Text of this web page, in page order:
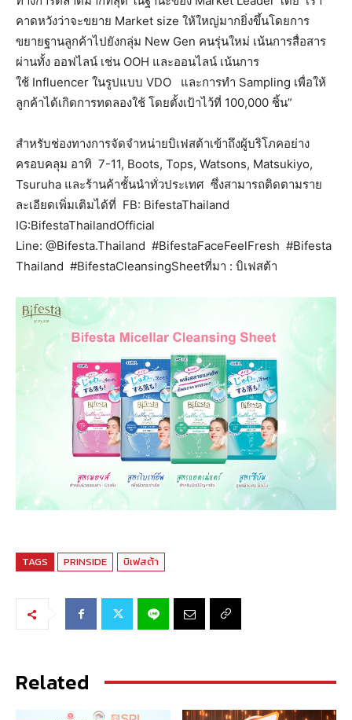
คาดหวังว่าจะขยาย Market size ให้ใหญ่มากยิ่งขึ้นโดยการ
ขยายฐานลูกค้าไปยังกลุ่ม New Gen คนรุ่นใหม่ เน้นการสื่อสาร
ผ่านทั้ง ออฟไลน์ เช่น OOH และออนไลน์ เน้นการ
ใช้ Influencer ในรูปแบบ VDO และการทำ Sampling เพื่อให้
ลูกค้าได้เกิดการทดลองใช้ โดยตั้งเป้าไว้ที่ 100,000 ชิ้น”
สำหรับช่องทางการจัดจำหน่ายบิเฟสต้าเข้าถึงผู้บริโภคอย่าง
ครอบคลุม อาทิ 7-11, Boots, Tops, Watsons, Matsukiyo,
Tsuruha และร้านค้าชั้นนำทั่วประเทศ ซึ่งสามารถติดตามราย
ละเอียดเพิ่มเติมได้ที่ FB: BifestaThailand
IG:BifestaThailandOfficial
Line: @Bifesta.Thailand #BifestaFaceFeelFresh #Bifesta
Thailand #BifestaCleansingSheetที่มา : บิเฟสต้า
TAGS PRINSIDE บิเฟสต้า
Related